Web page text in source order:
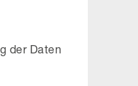
der Daten